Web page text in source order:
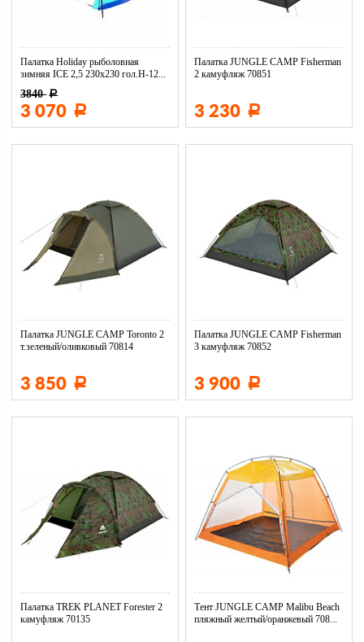
Палатка Holiday рыболовная
зимняя ICE 2,5 230х230 гол.H-12...
3840 Р
3 070 Р
Палатка JUNGLE CAMP Fisherman
2 камуфляж 70851
3 230 Р
Палатка JUNGLE CAMP Toronto 2
т.зеленый/оливковый 70814
3 850 Р
Палатка JUNGLE CAMP Fisherman
3 камуфляж 70852
3 900 Р
Палатка TREK PLANET Forester 2
камуфляж 70135
Тент JUNGLE CAMP Malibu Beach
пляжный желтый/оранжевый 708...